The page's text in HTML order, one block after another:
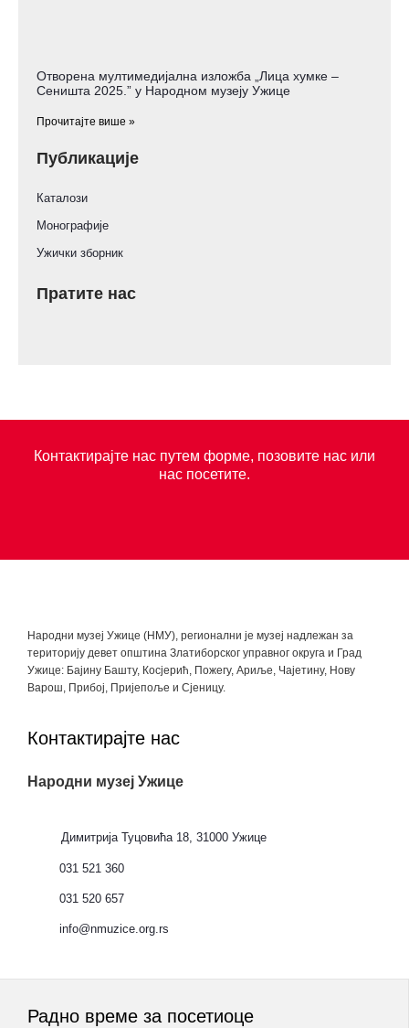
Отворена мултимедијална изложба „Лица хумке –
Сеништа 2025.” у Народном музеју Ужице
Прочитајте више »
Публикације
Каталози
Монографије
Ужички зборник
Пратите нас
Контактирајте нас путем форме, позовите нас или
нас посетите.
Народни музеј Ужице (НМУ), регионални je музеј надлежан за
територију девет општина Златиборског управног округа и Град
Ужице: Бајину Башту, Косјерић, Пожегу, Ариље, Чајетину, Нову
Варош, Прибој, Пријепоље и Сјеницу.
Контактирајте нас
Народни музеј Ужице
Димитрија Туцовића 18, 31000 Ужице
031 521 360
031 520 657
info@nmuzice.org.rs
Радно време за посетиоце